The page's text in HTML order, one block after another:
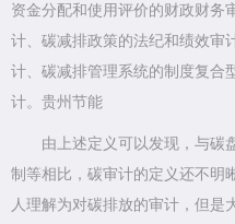
资金分配和使用评价的财政财务
计、碳减排政策的法纪和绩效审
计、碳减排管理系统的制度复合
计。贵州节能
由上述定义可以发现，与碳
制等相比，碳审计的定义还不明
人理解为对碳排放的审计，但是